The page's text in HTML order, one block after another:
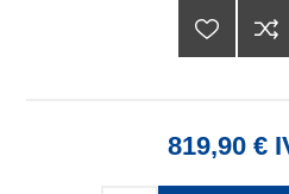
819,90 €